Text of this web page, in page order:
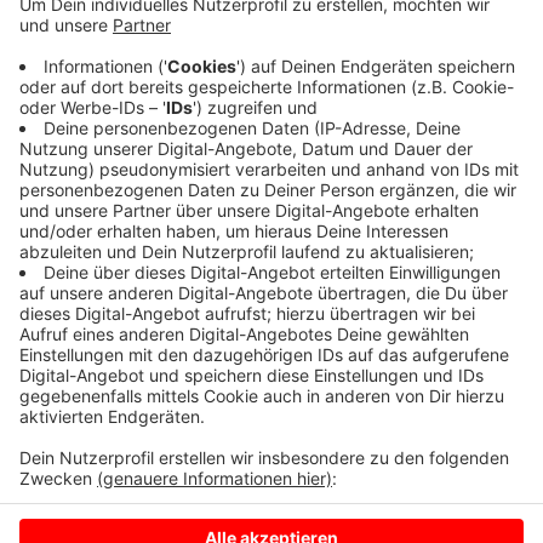
Wegen des morgigen Feiertages nutzen viele
Kurzurlaub. Damit Sie besser abschätzen können, wo
es möglicherweise viel Stau gibt, gibt es noch bis zum
Sonntag eine digitale Staurisikokarte. Sie zeigt
Baustellenabschnitte auf den wichtigsten
Ferienrouten und Orientierungshilfe für Reisende. Den
Link zur Karte finden SieHIER.
Anzeige
Anzeige